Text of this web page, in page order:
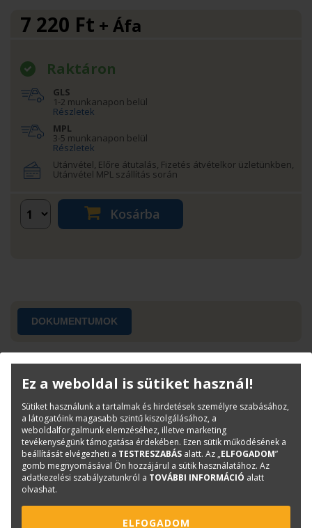
7 220 Ft + Áfa
Raktáron
GLS
1-2 munkanapon belül
Részletek
MPL
3-5 munkanapon belül
Részletek
Utánvétel, Előre átutalás, Fizetés átvételkor üzletünkben,
Utánvétel MPL szállítás során
Kosárba
DOKUMENTUMOK
Termékinfó
Kategóriák
Mérnöki, CAD papírok
120 méteres, 75 grammos
Cikkszám:
97006099
Ez a weboldal is sütiket használ!
Sütiket használunk a tartalmak és hirdetések személyre szabásához,
a látogatóink magasabb szintű kiszolgálásához, a
weboldalforgalmunk elemzéséhez, illetve marketing
tevékenységünk támogatása érdekében. Ezen sütik működésének a
beállítását elvégezheti a TESTRESZABÁS alatt. Az „ELFOGADOM”
gomb megnyomásával Ön hozzájárul a sütik használatához. Az
adatkezelési szabályzatunkról a TOVÁBBI INFORMÁCIÓ alatt
olvashat.
ELFOGADOM